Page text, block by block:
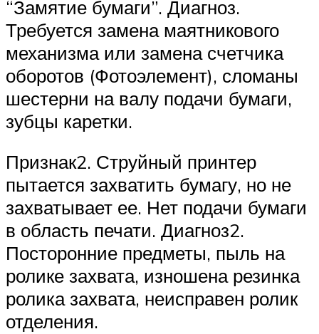
“Замятие бумаги”. Диагноз.
Требуется замена маятникового
механизма или замена счетчика
оборотов (Фотоэлемент), сломаны
шестерни на валу подачи бумаги,
зубцы каретки.
Признак2. Струйный принтер
пытается захватить бумагу, но не
захватывает ее. Нет подачи бумаги
в область печати. Диагноз2.
Посторонние предметы, пыль на
ролике захвата, изношена резинка
ролика захвата, неисправен ролик
отделения.